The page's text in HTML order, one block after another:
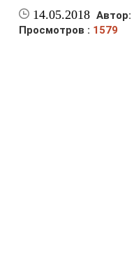
14.05.2018 Автор:
Просмотров : 1579